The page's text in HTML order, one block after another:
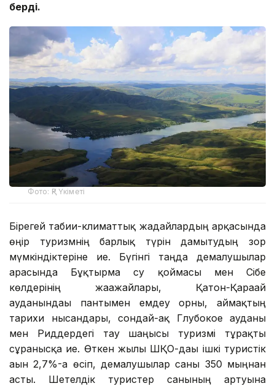
берді.
Фото: ҚР Үкіметі
Бірегей табиғи-климаттық жағдайлардың арқасында
өңір туризмнің барлық түрін дамытудың зор
мүмкіндіктеріне ие. Бүгінгі таңда демалушылар
арасында Бұқтырма су қоймасы мен Сібе
көлдерінің жағажайлары, Қатон-Қарағай
ауданындағы пантымен емдеу орны, аймақтың
тарихи нысандары, сондай-ақ Глубокое ауданы
мен Риддердегі тау шаңғысы туризмі тұрақты
сұранысқа ие. Өткен жылы ШҚО-дағы ішкі туристік
ағын 2,7%-ға өсіп, демалушылар саны 350 мыңнан
асты. Шетелдік туристер санының артуына